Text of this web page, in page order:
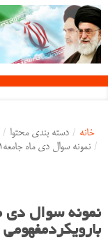
خانه / دسته بندی محتوا /
/ نمونه سوال دی ماه جامعه1و2و3وهویت بارویکردمفهومی
بارویکردمفهومی